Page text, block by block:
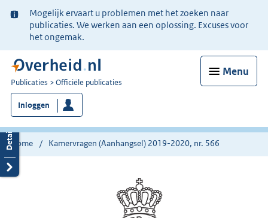
Ter
informatie:
Mogelijk ervaart u problemen met het zoeken naar
publicaties. We werken aan een oplossing. Excuses voor
het ongemak.
Menu
U
bent
nu
hier:
Publicaties Officiële publicaties
Inloggen
Home Kamervragen (Aanhangsel) 2019-2020, nr. 566